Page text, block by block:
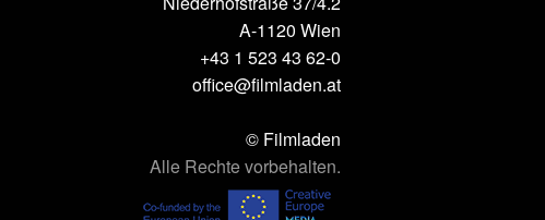
A-1120 Wien
+43 1 523 43 62-0
office@filmladen.at
© Filmladen
Alle Rechte vorbehalten.